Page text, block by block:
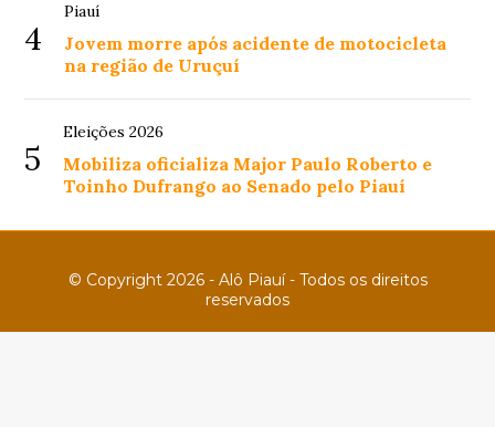
4
Piauí
Jovem morre após acidente de motocicleta
na região de Uruçuí
5
Eleições 2026
Mobiliza oficializa Major Paulo Roberto e
Toinho Dufrango ao Senado pelo Piauí
© Copyright 2026 - Alô Piauí - Todos os direitos
reservados